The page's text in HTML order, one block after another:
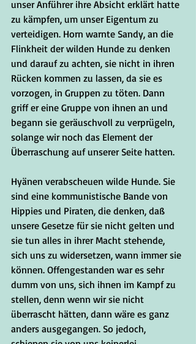
unser Anführer ihre Absicht erklärt hatte
zu kämpfen, um unser Eigentum zu
verteidigen. Horn warnte Sandy, an die
Flinkheit der wilden Hunde zu denken
und darauf zu achten, sie nicht in ihren
Rücken kommen zu lassen, da sie es
vorzogen, in Gruppen zu töten. Dann
griff er eine Gruppe von ihnen an und
begann sie geräuschvoll zu verprügeln,
solange wir noch das Element der
Überraschung auf unserer Seite hatten.
Hyänen verabscheuen wilde Hunde. Sie
sind eine kommunistische Bande von
Hippies und Piraten, die denken, daß
unsere Gesetze für sie nicht gelten und
sie tun alles in ihrer Macht stehende,
sich uns zu widersetzen, wann immer sie
können. Offengestanden war es sehr
dumm von uns, sich ihnen im Kampf zu
stellen, denn wenn wir sie nicht
überrascht hätten, dann wäre es ganz
anders ausgegangen. So jedoch,